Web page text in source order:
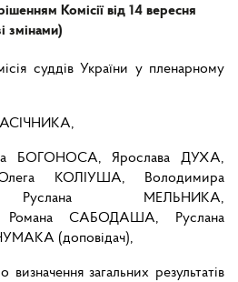
Комісії від 14 вересня
змінами)
суддів України у пленарному
БОГОНОСА, Ярослава ДУХА,
КОЛІУША, Володимира
Руслана МЕЛЬНИКА,
САБОДАША, Руслана
(доповідач),
загальних результатів